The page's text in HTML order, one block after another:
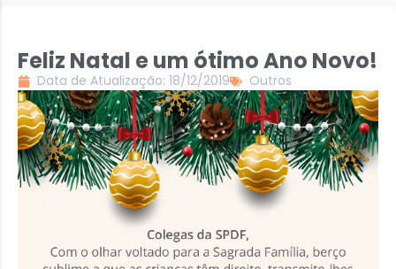
Feliz Natal e um ótimo Ano Novo!
Data de Atualização: 18/12/2019 Outros